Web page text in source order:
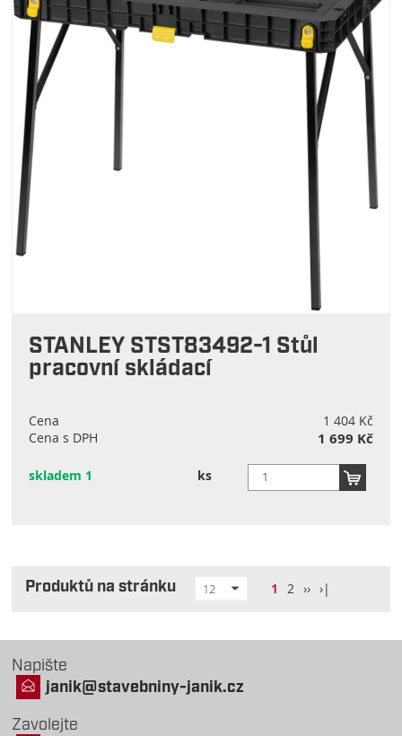
STANLEY STST83492-1 Stůl
pracovní skládací
Cena
1 404 Kč
Cena s DPH
1 699 Kč
skladem 1 ks
Produktů na stránku 12 1 2 ›› ›|
Napište
janik@stavebniny-janik.cz
Zavolejte